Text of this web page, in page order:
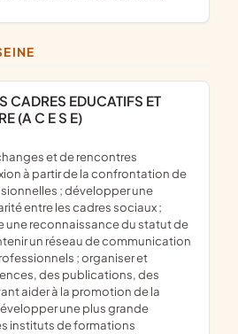
(A C E S E)
à partir de la confrontation de
; développer une
entre les cadres sociaux ;
une reconnaissance du statut de
un réseau de communication
; organiser et
des publications, des
aider à la promotion de la
une plus grande
instituts de formations